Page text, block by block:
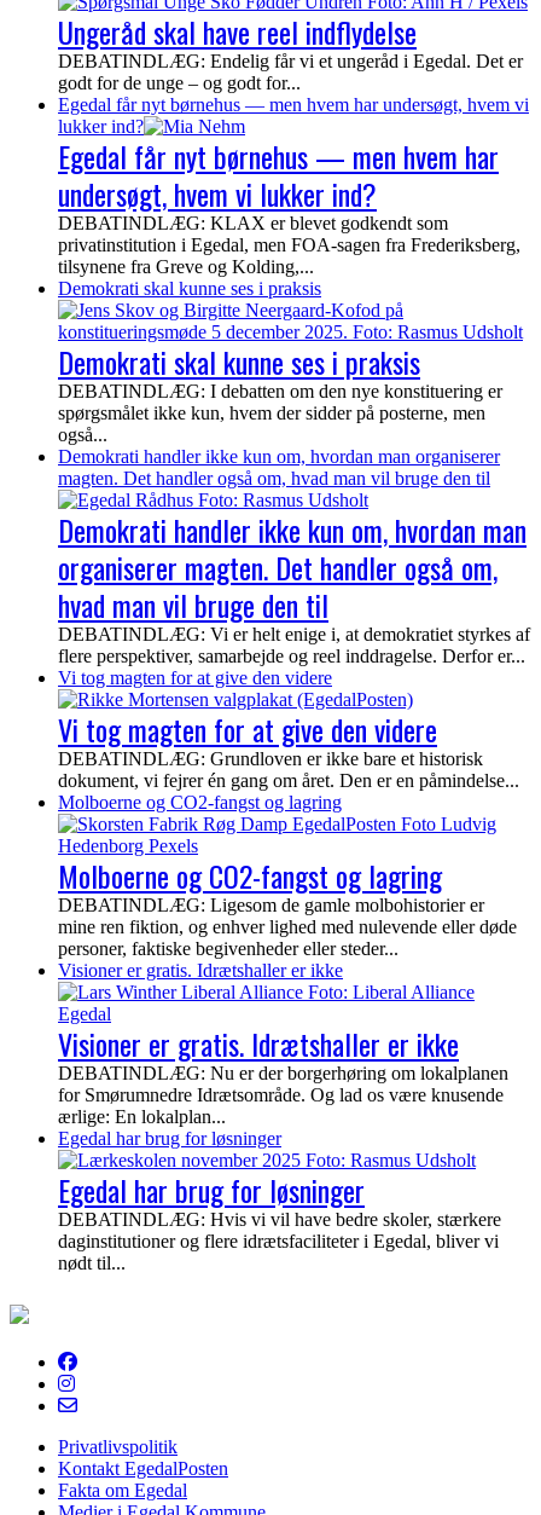
Ungeråd skal have reel indflydelse
DEBATINDLÆG: Endelig får vi et ungeråd i Egedal. Det er
godt for de unge – og godt for...
Egedal får nyt børnehus — men hvem har undersøgt, hvem vi
lukker ind?
Egedal får nyt børnehus — men hvem har
undersøgt, hvem vi lukker ind?
DEBATINDLÆG: KLAX er blevet godkendt som
privatinstitution i Egedal, men FOA-sagen fra Frederiksberg,
tilsynene fra Greve og Kolding,...
Demokrati skal kunne ses i praksis
Demokrati skal kunne ses i praksis
DEBATINDLÆG: I debatten om den nye konstituering er
spørgsmålet ikke kun, hvem der sidder på posterne, men
også...
Demokrati handler ikke kun om, hvordan man organiserer
magten. Det handler også om, hvad man vil bruge den til
Demokrati handler ikke kun om, hvordan man
organiserer magten. Det handler også om,
hvad man vil bruge den til
DEBATINDLÆG: Vi er helt enige i, at demokratiet styrkes af
flere perspektiver, samarbejde og reel inddragelse. Derfor er...
Vi tog magten for at give den videre
Vi tog magten for at give den videre
DEBATINDLÆG: Grundloven er ikke bare et historisk
dokument, vi fejrer én gang om året. Den er en påmindelse...
Molboerne og CO2-fangst og lagring
Molboerne og CO2-fangst og lagring
DEBATINDLÆG: Ligesom de gamle molbohistorier er
mine ren fiktion, og enhver lighed med nulevende eller døde
personer, faktiske begivenheder eller steder...
Visioner er gratis. Idrætshaller er ikke
Visioner er gratis. Idrætshaller er ikke
DEBATINDLÆG: Nu er der borgerhøring om lokalplanen
for Smørumnedre Idrætsområde. Og lad os være knusende
ærlige: En lokalplan...
Egedal har brug for løsninger
Egedal har brug for løsninger
DEBATINDLÆG: Hvis vi vil have bedre skoler, stærkere
daginstitutioner og flere idrætsfaciliteter i Egedal, bliver vi
nødt til...
EgedalPosten
Privatlivspolitik
Kontakt EgedalPosten
Fakta om Egedal